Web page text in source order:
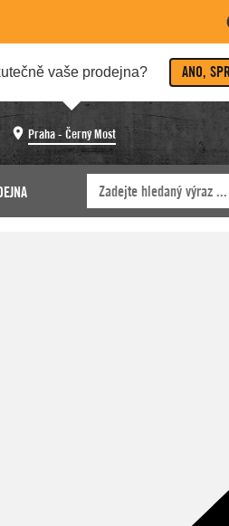
vaše prodejna? ANO,
Praha - Černý Most